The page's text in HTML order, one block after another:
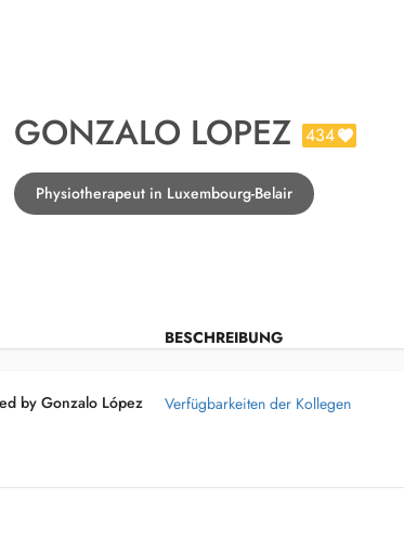
GONZALO LOPEZ 434
Physiotherapeut in Luxembourg-Belair
BESCHREIBUNG
by Gonzalo López
Verfügbarkeiten der Kollegen